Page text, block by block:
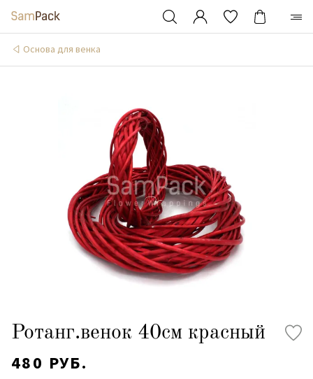
Основа для венка
Ротанг.венок 40см красный
480 РУБ.